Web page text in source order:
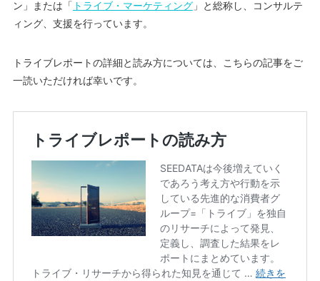
ン」または「
トライブ・マーケティング」と総称し、コンサルテ
ィング、支援を行っています。
トライブレポートの詳細と読み方については、こちらの記事をご
一読いただければ幸いです。